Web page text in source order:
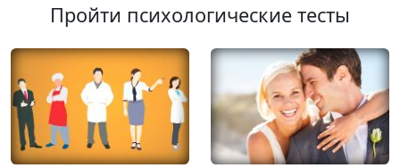
Пройти психологические тесты